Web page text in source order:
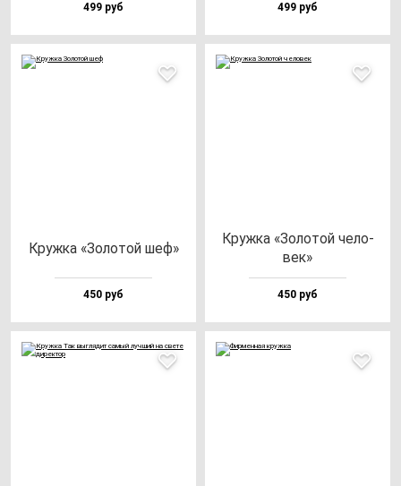
499 руб 499 руб
Круж­ка «Золо­той шеф»
450 руб
Круж­ка «Золо­той че­ло­
век»
450 руб